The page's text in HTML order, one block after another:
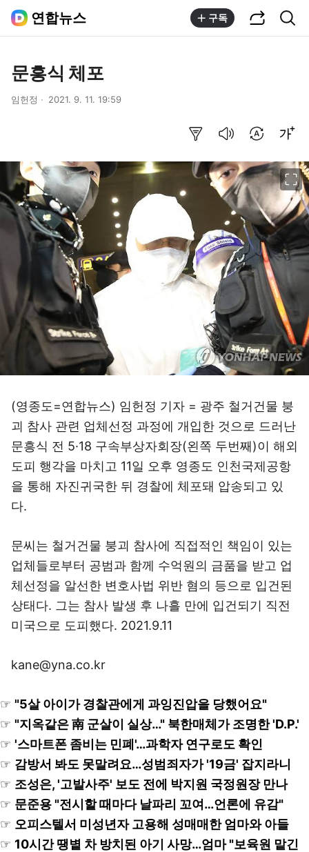
연합뉴스 구독
문흥식 체포
임헌정 2021. 9. 11. 19:59
(영종도=연합뉴스) 임헌정 기자 = 광주 철거건물 붕
괴 참사 관련 업체선정 과정에 개입한 것으로 드러난
문흥식 전 5·18 구속부상자회장(왼쪽 두번째)이 해외
도피 행각을 마치고 11일 오후 영종도 인천국제공항
을 통해 자진귀국한 뒤 경찰에 체포돼 압송되고 있
다.
문씨는 철거건물 붕괴 참사에 직접적인 책임이 있는
업체들로부터 공범과 함께 수억원의 금품을 받고 업
체선정을 알선한 변호사법 위반 혐의 등으로 입건된
상태다. 그는 참사 발생 후 나흘 만에 입건되기 직전
미국으로 도피했다. 2021.9.11
kane@yna.co.kr
☞ "5살 아이가 경찰관에게 과잉진압을 당했어요"
☞ "지옥같은 南 군살이 실상…" 북한매체가 조명한 'D.P.'
☞ '스마트폰 좀비는 민폐'…과학자 연구로도 확인
☞ 감방서 봐도 못말려요…성범죄자가 '19금' 잡지라니
☞ 조성은, '고발사주' 보도 전에 박지원 국정원장 만나
☞ 문준용 "전시할 때마다 날파리 꼬여…언론에 유감"
☞ 오피스텔서 미성년자 고용해 성매매한 엄마와 아들
☞ 10시간 땡볕 차 방치된 아기 사망…엄마 "보육원 맡긴